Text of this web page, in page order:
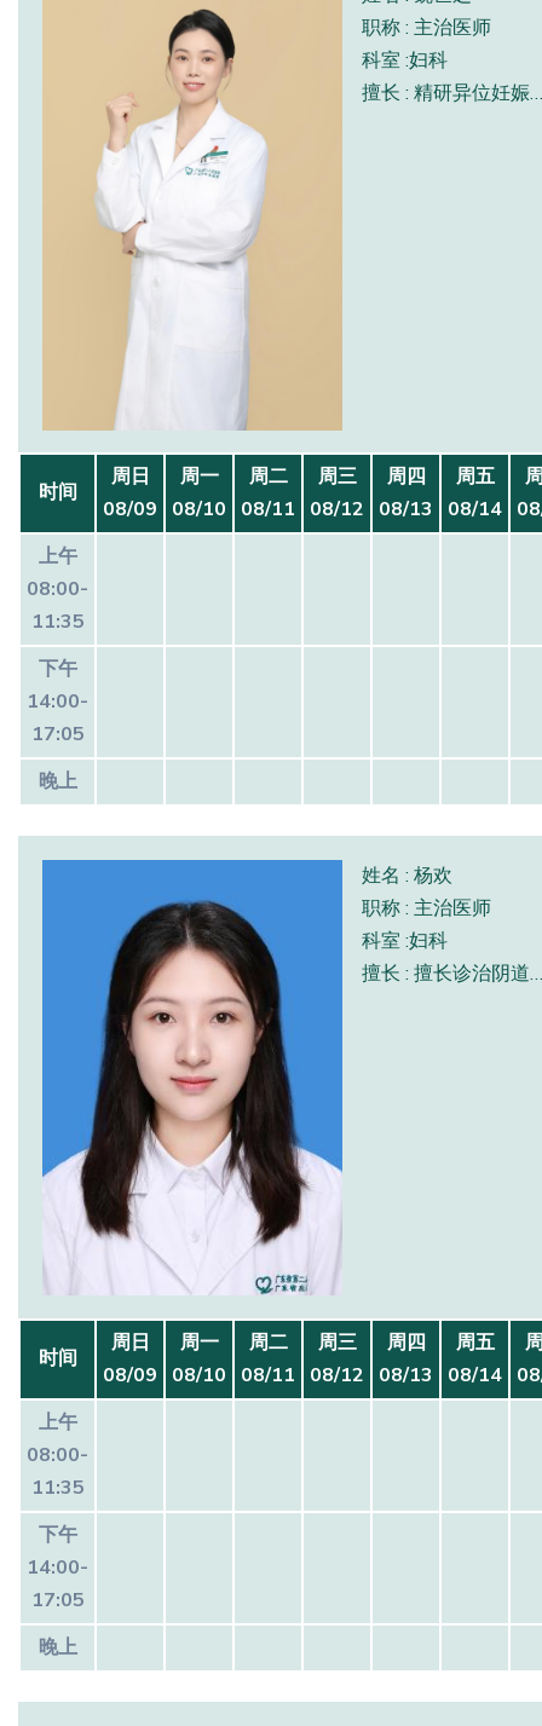
职称 : 主治医师
科室 :妇科
擅长 : 精研异位妊娠、子宫肌瘤、阴道炎、宫颈癌前病变、妇科肿瘤等妇科疾病的精准诊疗与微创手术
时间
周日
08/09
周一
08/10
周二
08/11
周三
08/12
周四
08/13
周五
08/14
上午
08:00-
11:35
下午
14:00-
17:05
晚上
姓名 : 杨欢
职称 : 主治医师
科室 :妇科
擅长 : 擅长诊治阴道炎症、月经不调、闭经、多囊卵巢、更年期综合征、HPV感染、宫颈病变等妇科常见病
时间
周日
08/09
周一
08/10
周二
08/11
周三
08/12
周四
08/13
周五
08/14
上午
08:00-
11:35
下午
14:00-
17:05
晚上